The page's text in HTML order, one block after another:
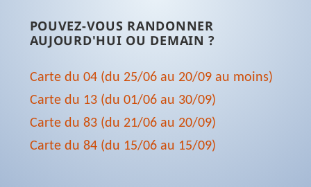
POUVEZ-VOUS RANDONNER
AUJOURD'HUI OU DEMAIN ?
Carte du 04 (du 25/06 au 20/09 au moins)
Carte du 13 (du 01/06 au 30/09)
Carte du 83 (du 21/06 au 20/09)
Carte du 84 (du 15/06 au 15/09)